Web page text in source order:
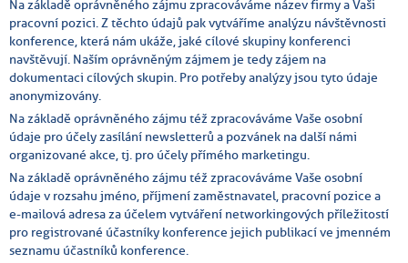
Na základě oprávněného zájmu zpracováváme název firmy a Vaši
pracovní pozici. Z těchto údajů pak vytváříme analýzu návštěvnosti
konference, která nám ukáže, jaké cílové skupiny konferenci
navštěvují. Naším oprávněným zájmem je tedy zájem na
dokumentaci cílových skupin. Pro potřeby analýzy jsou tyto údaje
anonymizovány.
Na základě oprávněného zájmu též zpracováváme Vaše osobní
údaje pro účely zasílání newsletterů a pozvánek na další námi
organizované akce, tj. pro účely přímého marketingu.
Na základě oprávněného zájmu též zpracováváme Vaše osobní
údaje v rozsahu jméno, příjmení zaměstnavatel, pracovní pozice a
e-mailová adresa za účelem vytváření networkingových příležitostí
pro registrované účastníky konference jejich publikací ve jmenném
seznamu účastníků konference.